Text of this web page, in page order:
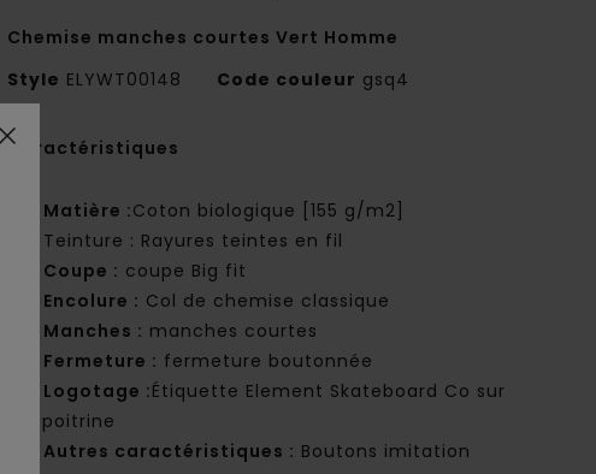
Chemise manches courtes Vert Homme
Style ELYWT00148 Code couleur gsq4
Caractéristiques
Matière :Coton biologique [155 g/m2]
Teinture : Rayures teintes en fil
Coupe : coupe Big fit
Encolure : Col de chemise classique
Manches : manches courtes
Fermeture : fermeture boutonnée
Logotage :Étiquette Element Skateboard Co sur
la poitrine
Autres caractéristiques : Boutons imitation